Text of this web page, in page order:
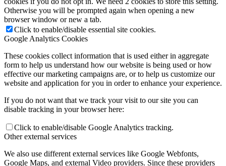
Otherwise you will be prompted again when opening a new
browser window or new a tab.
Click to enable/disable essential site cookies.
Google Analytics Cookies
These cookies collect information that is used either in aggregate
form to help us understand how our website is being used or how
effective our marketing campaigns are, or to help us customize our
website and application for you in order to enhance your experience.
If you do not want that we track your visit to our site you can
disable tracking in your browser here:
Click to enable/disable Google Analytics tracking.
Other external services
We also use different external services like Google Webfonts,
Google Maps, and external Video providers. Since these providers